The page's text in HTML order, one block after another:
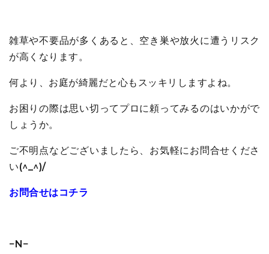
雑草や不要品が多くあると、空き巣や放火に遭うリスク
が高くなります。
何より、お庭が綺麗だと心もスッキリしますよね。
お困りの際は思い切ってプロに頼ってみるのはいかがで
しょうか。
ご不明点などございましたら、お気軽にお問合せくださ
い(^_^)/
お問合せはコチラ
−N−